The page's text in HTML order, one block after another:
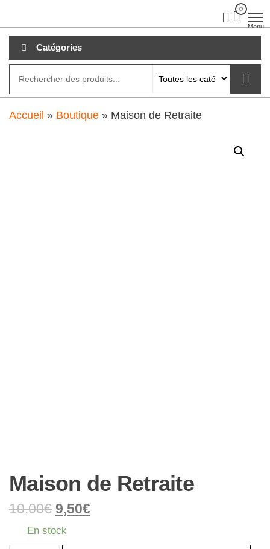
au
contenu
0
Menu
Catégories
Accueil » Boutique » Maison de Retraite
Maison de Retraite
10,00€ 9,50€
En stock